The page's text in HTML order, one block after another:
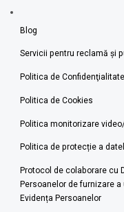
Blog
Servicii pentru reclamă și
Politica de Confidenţialitate
Politica de Cookies
Politica monitorizare
Politica de protecție a
Protocol de colaborare cu
Persoanelor de furnizare
Evidența Persoanelor